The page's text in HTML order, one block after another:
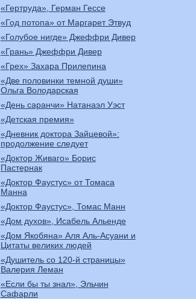
«Гертруда», Герман Гессе
«Год потопа» от Маргарет Этвуд
«Голубое нигде» Джеффри Дивер
«Грань» Джеффри Дивер
«Грех» Захара Прилепина
«Две половинки темной души»
Ольга Володарская
«День саранчи» Натанаэл Уэст
«Детская премия»
«Дневник доктора Зайцевой»:
продолжение следует
«Доктор Живаго» Борис
Пастернак
«Доктор Фаустус» от Томаса
Манна
«Доктор Фаустус», Томас Манн
«Дом духов», Исабель Альенде
«Дом Якобяна» Аля Аль-Асуани и
Цитаты великих людей
«Душитель со 120-й страницы»
Валерия Леман
«Если бы ты знал», Эльчин
Сафарли